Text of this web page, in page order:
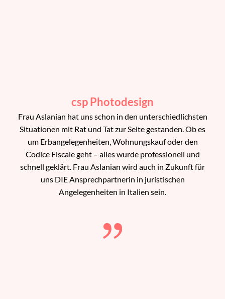
csp Photodesign
Frau Aslanian hat uns schon in den unterschiedlichsten
Situationen mit Rat und Tat zur Seite gestanden. Ob es
um Erbangelegenheiten, Wohnungskauf oder den
Codice Fiscale geht – alles wurde professionell und
schnell geklärt. Frau Aslanian wird auch in Zukunft für
uns DIE Ansprechpartnerin in juristischen
Angelegenheiten in Italien sein.